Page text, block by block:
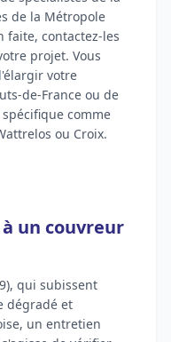
de la Métropole
faite, contactez-les
projet. Vous
votre
de-France ou de
comme
ou Croix.
un couvreur
qui subissent
dégradé et
un entretien